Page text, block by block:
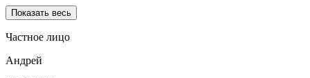
Показать весь
Частное лицо
Андрей